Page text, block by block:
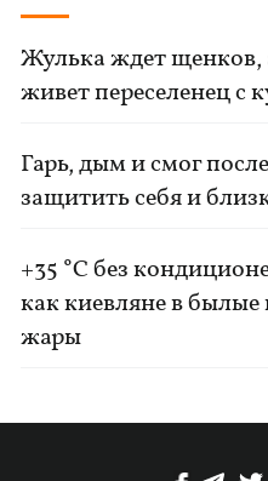
Жулька ждет щенков,
живет переселенец
Гарь, дым и смог
защитить себя и
+35 °C без
как киевляне в былые
жары